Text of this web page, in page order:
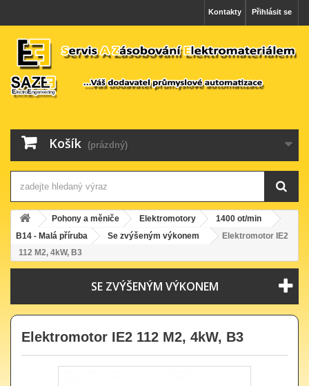
Přihlásit se
Kontakty
Košík (prázdný)
Pohony a měniče Elektromotory
1400 ot/min
B14 - Malá příruba
Se zvýšeným výkonem
Elektromotor IE2
112 M2, 4kW, B3
SE ZVÝŠENÝM VÝKONEM
Elektromotor IE2 112 M2, 4kW, B3